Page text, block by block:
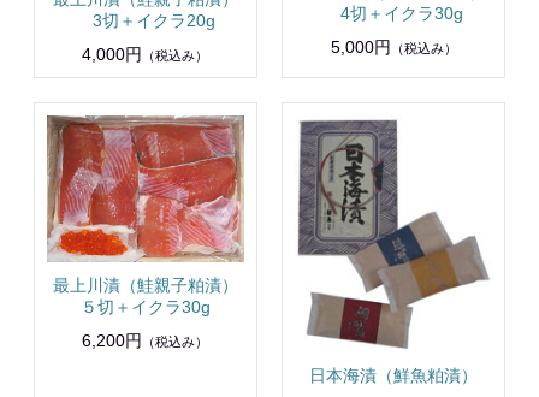
3切＋イクラ20g
4,000円
（税込み）
4切＋イクラ30g
5,000円 （税込み）
最上川漬（鮭親子粕漬）
５切＋イクラ30g
6,200円
（税込み）
日本海漬（鮮魚粕漬）